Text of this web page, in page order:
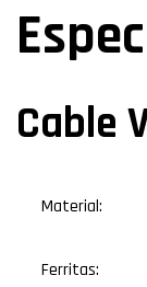
Cable
Material:
Ferritas: